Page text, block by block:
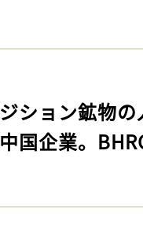
ション鉱物
国企業。